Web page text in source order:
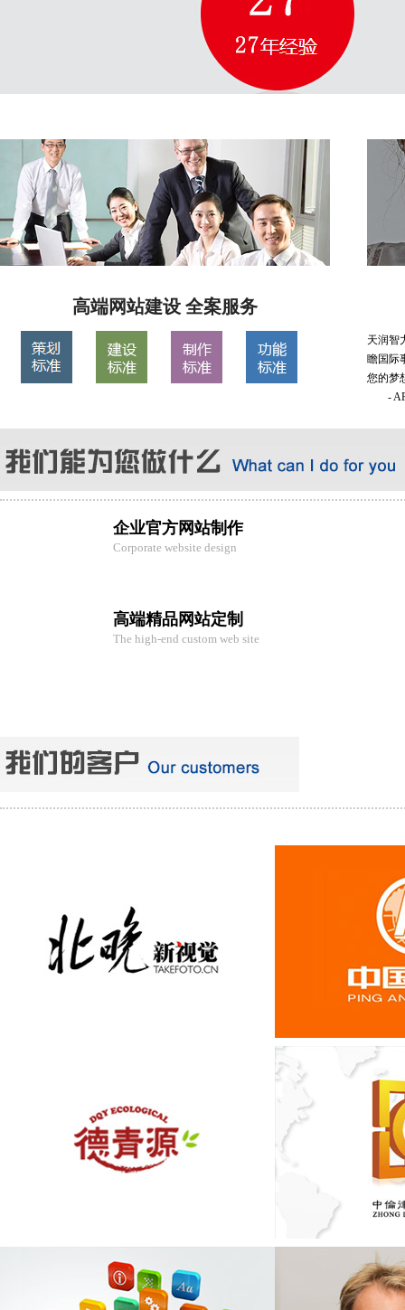
高端网站建设 全案服务
天润智
瞻国际
您的梦
-
企业官方网站制作
Corporate website design
高端精品网站定制
The high-end custom web site